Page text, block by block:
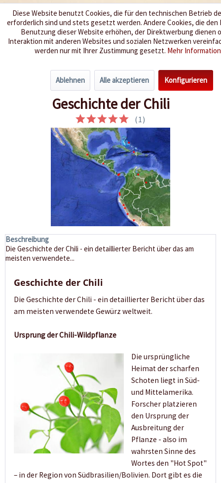
Wir würzen Ihr Leben
Chili - Allgemeines & Wissenswertes
Geschichte der Chili
(1)
Beschreibung
Die Geschichte der Chili - ein detaillierter Bericht über das am
meisten verwendete...
Geschichte der Chili
Die Geschichte der Chili - ein detaillierter Bericht über das
am meisten verwendete Gewürz weltweit.
Ursprung der Chili-Wildpflanze
Die ursprüngliche
Heimat der scharfen
Schoten liegt in Süd-
und Mittelamerika.
Forscher platzieren
den Ursprung der
Ausbreitung der
Pflanze - also im
wahrsten Sinne des
Wortes den "Hot Spot"
– in der Region von Südbrasilien/Bolivien. Dort gibt es die
Diese Website benutzt Cookies, die für den technischen Betrieb
erforderlich sind und stets gesetzt werden. Andere Cookies, die den
Benutzung dieser Website erhöhen, der Direktwerbung dienen
Interaktion mit anderen Websites und sozialen Netzwerken
werden nur mit Ihrer Zustimmung gesetzt. Mehr
Ablehnen Alle akzeptieren Konfigurieren